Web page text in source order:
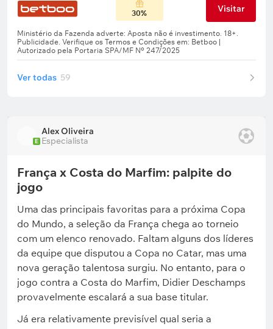
30% Visitar
Ver todas 59
E
Alex Oliveira
Especialista
França x Costa do Marfim: palpite do
jogo
Uma das principais favoritas para a próxima Copa
do Mundo, a seleção da França chega ao torneio
com um elenco renovado. Faltam alguns dos líderes
da equipe que disputou a Copa no Catar, mas uma
nova geração talentosa surgiu. No entanto, para o
jogo contra a Costa do Marfim, Didier Deschamps
provavelmente escalará a sua base titular.
Já era relativamente previsível qual seria a